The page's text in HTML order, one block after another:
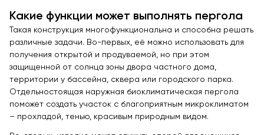
Какие функции может выполнять пергола
Такая конструкция многофункциональна и способна решать
различные задачи. Во-первых, её можно использовать для
получения открытой и продуваемой, но при этом
защищенной от солнца зоны двора частного дома,
территории у бассейна, сквера или городского парка.
Отдельностоящая наружная биоклиматическая пергола
поможет создать участок с благоприятным микроклиматом
– прохладой, тенью, красивым природным видом.